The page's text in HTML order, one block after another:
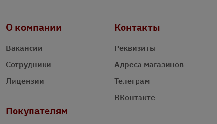
О компании
Вакансии
Сотрудники
Лицензии
Контакты
Реквизиты
Адреса магазинов
Телеграм
ВКонтакте
Покупателям